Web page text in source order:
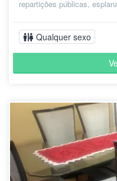
repartições públicas,
Qualquer sexo